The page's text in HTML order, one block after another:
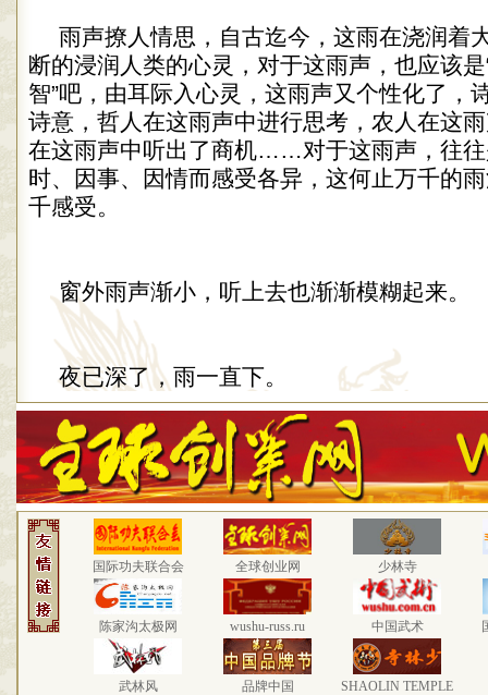
雨声撩人情思，自古迄今，这雨在浇润着
断的浸润人类的心灵，对于这雨声，也应该
智”吧，由耳际入心灵，这雨声又个性化了，
诗意，哲人在这雨声中进行思考，农人在这
在这雨声中听出了商机……对于这雨声，往
时、因事、因情而感受各异，这何止万千的
千感受。
窗外雨声渐小，听上去也渐渐模糊起来。
夜已深了，雨一直下。
国际功夫联合会 全球创业网 少林寺
陈家沟太极网 wushu-russ.ru 中国武术
武林风 品牌中国 SHAOLIN TEMPLE